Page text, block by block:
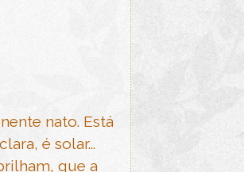
nato. Está
é solar...
que a